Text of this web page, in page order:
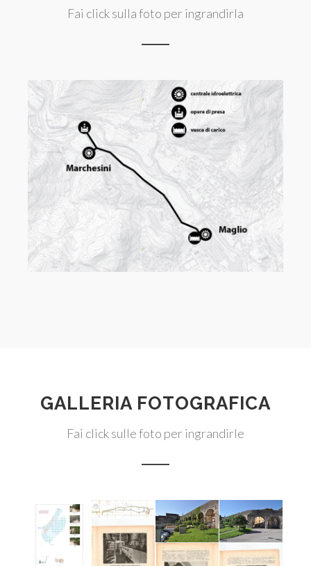
Fai click sulla foto per ingrandirla
GALLERIA FOTOGRAFICA
Fai click sulle foto per ingrandirle